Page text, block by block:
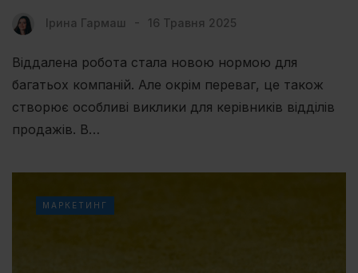
Ірина Гармаш 16 Травня 2025
Віддалена робота стала новою нормою для
багатьох компаній. Але окрім переваг, це також
створює особливі виклики для керівників відділів
продажів. В…
МАРКЕТИНГ